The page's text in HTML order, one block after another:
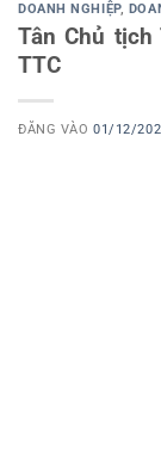
DOANH NGHIỆP,
Tân Chủ
TTC
ĐĂNG VÀO01/12/